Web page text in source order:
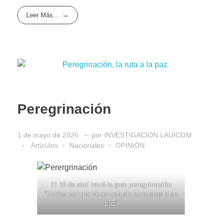
Leer Más...
Peregrinación
1 de mayo de 2026 por INVESTIGACIÓN LAUICOM
Artículos
Nacionales OPINIÓN
El 19 de abril inició la granperegrinación
“Unidos por una Venezuela sin sanciones y en
paz”